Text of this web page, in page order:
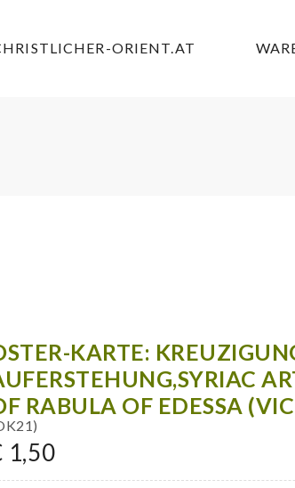
ORIENT.AT
KARTE:
RABULA OF EDESSA
1,50